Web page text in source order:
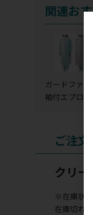
関連お
ガードファイン
袖付エプロン
ご注文
クリー
※在庫状
在庫切れ